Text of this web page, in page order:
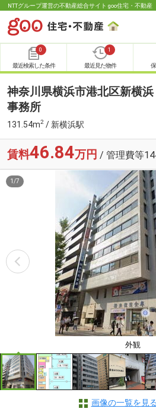
NTTグループ運営の不動産総合サイト goo住宅・不動産
0
最近検索した条件
1
最近見た物件
神奈川県横浜市港北区新横
事務所
131.54m2 / 新横浜駅
賃料46.84万円 / 管理費等
外観
1 /7
画像の一覧を見